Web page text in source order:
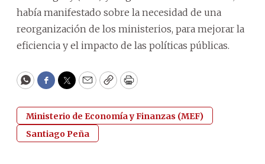
había manifestado sobre la necesidad de una
reorganización de los ministerios, para mejorar la
eficiencia y el impacto de las políticas públicas.
WhatsApp
Facebook
Twitter
EmailCopyPrint
Ministerio de Economía y Finanzas (MEF)
Santiago Peña